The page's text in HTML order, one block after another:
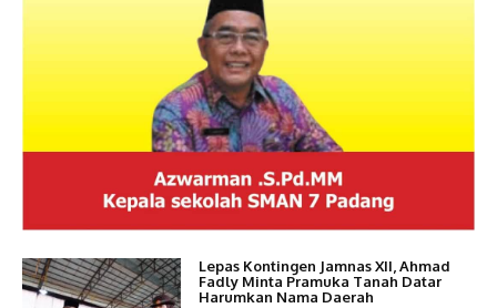
Lepas Kontingen Jamnas XII, Ahmad
Fadly Minta Pramuka Tanah Datar
Harumkan Nama Daerah